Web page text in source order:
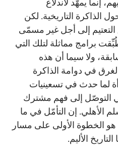
الذاكرة التاريخية. لكن
إلى أجل غير مسمّى
برامج مماثلة لتلك التي
ولا سيما أن هذه
في دوامة الذاكرة
لما حدث في تسعينيات
التوصّل إلى فهم مشترك
الأهلي. إن التأمّل في ما
الخطوة الأولى على مسار
الأليم.